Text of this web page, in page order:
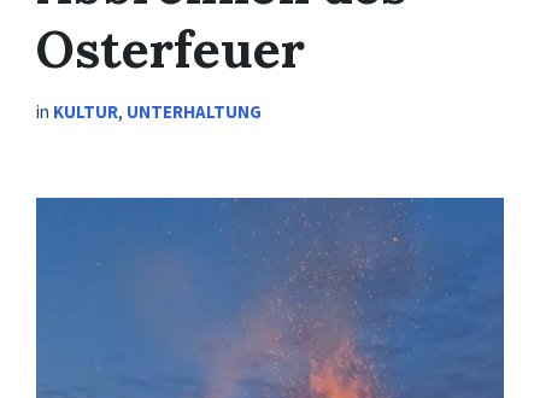
Osterfeuer
in KULTUR, UNTERHALTUNG